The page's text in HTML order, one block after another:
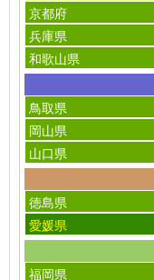
京都府
兵庫県
和歌山県
鳥取県
岡山県
山口県
徳島県
愛媛県
福岡県